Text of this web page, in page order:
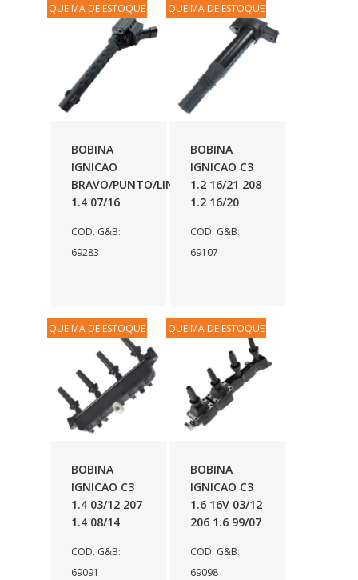
BOBINA
IGNICAO
BRAVO/PUNTO/LINEA
1.4 07/16
COD. G&B:
69283
QUEIMA DE ESTOQUE
BOBINA
IGNICAO C3
1.2 16/21 208
1.2 16/20
COD. G&B:
69107
QUEIMA DE ESTOQUE
BOBINA
IGNICAO C3
1.4 03/12 207
1.4 08/14
COD. G&B:
69091
QUEIMA DE ESTOQUE
BOBINA
IGNICAO C3
1.6 16V 03/12
206 1.6 99/07
COD. G&B:
69098
QUEIMA DE ESTOQUE